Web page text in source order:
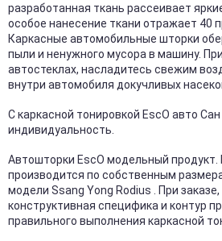
разработанная ткань рассеивает
особое нанесение ткани отражает 40
Каркасные автомобильные шторки
пыли и ненужного мусора в машину.
автостеклах, насладитесь свежим
внутри автомобиля докучливых
С каркасной тонировкой EscO авто
индивидуальность.
Автошторки EscO модельный продукт.
производится по собственным
модели Ssang Yong Rodius . При
конструктивная специфика и контур
правильного выполнения каркасной